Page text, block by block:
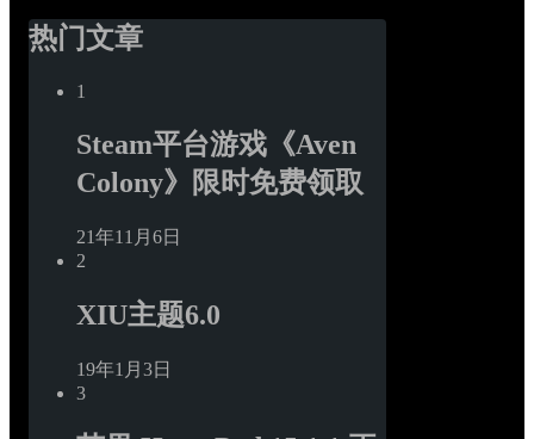
热门文章
1
Steam平台游戏《Aven
Colony》限时免费领取
21年11月6日
2
XIU主题6.0
19年1月3日
3